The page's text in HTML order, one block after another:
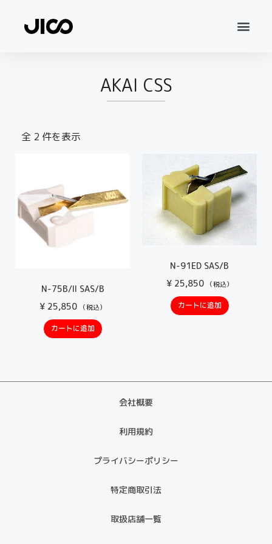
AKAI CSS
全 2 件を表示
N-75B/II SAS/B
¥25,850 （税込）
カートに追加
N-91ED SAS/B
¥25,850 （税込）
カートに追加
会社概要
利用規約
プライバシーポリシー
特定商取引法
取扱店舗一覧